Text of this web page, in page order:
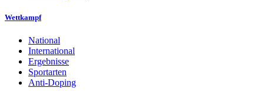
Wettkampf
National
International
Ergebnisse
Sportarten
Anti-Doping